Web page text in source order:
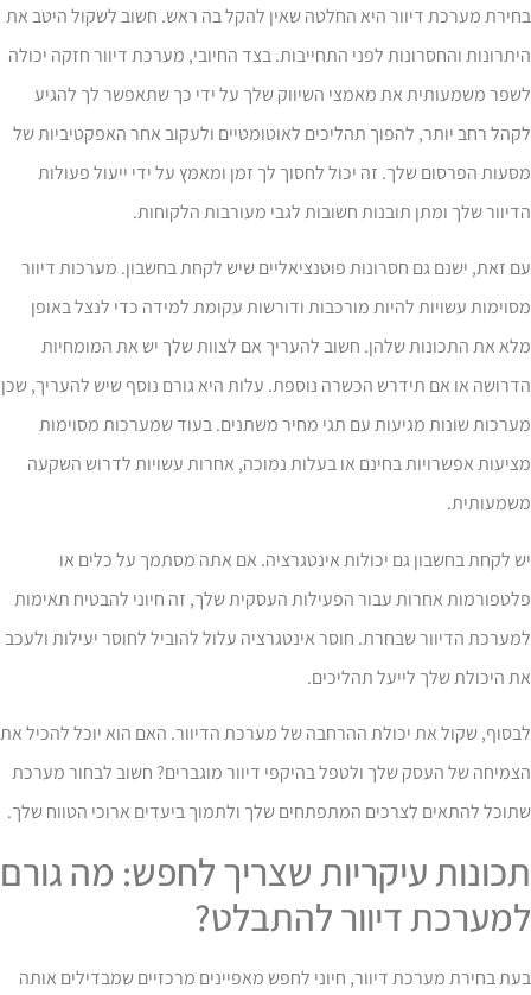
מערכת דיוור היא החלטה שאין להקל בה ראש. חשוב לשקול היטב את
והחסרונות לפני התחייבות. בצד החיובי, מערכת דיוור חזקה יכולה
משמעותית את מאמצי השיווק שלך על ידי כך שתאפשר לך להגיע
רחב יותר, להפוך תהליכים לאוטומטיים ולעקוב אחר האפקטיביות של
הפרסום שלך. זה יכול לחסוך לך זמן ומאמץ על ידי ייעול פעולות
שלך ומתן תובנות חשובות לגבי מעורבות הלקוחות.
זאת, ישנם גם חסרונות פוטנציאליים שיש לקחת בחשבון. מערכות דיוור
עשויות להיות מורכבות ודורשות עקומת למידה כדי לנצל באופן
את התכונות שלהן. חשוב להעריך אם לצוות שלך יש את המומחיות
או אם תידרש הכשרה נוספת. עלות היא גורם נוסף שיש להעריך, שכן
שונות מגיעות עם תגי מחיר משתנים. בעוד שמערכות מסוימות
אפשרויות בחינם או בעלות נמוכה, אחרות עשויות לדרוש השקעה
לקחת בחשבון גם יכולות אינטגרציה. אם אתה מסתמך על כלים או
אחרות עבור הפעילות העסקית שלך, זה חיוני להבטיח תאימות
הדיוור שבחרת. חוסר אינטגרציה עלול להוביל לחוסר יעילות ולעכב
היכולת שלך לייעל תהליכים.
שקול את יכולת ההרחבה של מערכת הדיוור. האם הוא יוכל להכיל את
של העסק שלך ולטפל בהיקפי דיוור מוגברים? חשוב לבחור מערכת
להתאים לצרכים המתפתחים שלך ולתמוך ביעדים ארוכי הטווח שלך.
עיקריות שצריך לחפש: מה גורם
דיוור להתבלט?
בחירת מערכת דיוור, חיוני לחפש מאפיינים מרכזיים שמבדילים אותה